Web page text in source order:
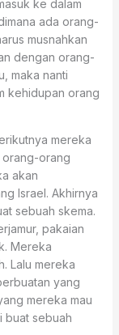
ke dalam
ada orang-
musnahkan
dengan orang-
maka nanti
kehidupan orang
mereka
orang
akan
Israel. Akhirnya
sebuah skema.
pakaian
Mereka
Lalu mereka
yang
mereka mau
buat sebuah